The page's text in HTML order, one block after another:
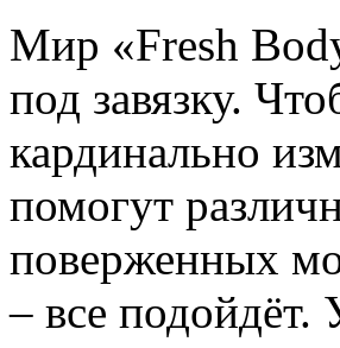
Мир «Fresh
под завязку.
кардинально
помогут
поверженных
– все подойдёт.